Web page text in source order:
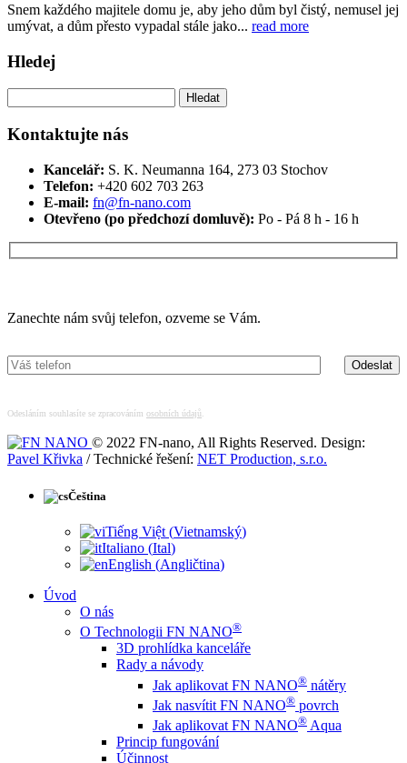
Snem každého majitele domu je, aby jeho dům byl čistý, nemusel jej
umývat, a dům přesto vypadal stále jako... read more
Hledej
Kontaktujte nás
Kancelář: S. K. Neumanna 164, 273 03 Stochov
Telefon: +420 ‭602 703 263‬
E-mail: fn@fn-nano.com
Otevřeno (po předchozí domluvě): Po - Pá 8 h - 16 h
Zanechte nám svůj telefon, ozveme se Vám.
Odesláním souhlasíte se zpracováním osobních údajů
© 2022 FN-nano, All Rights Reserved. Design:
Pavel Křivka / Technické řešení: NET Production, s.r.o.
Čeština
Tiếng Việt (Vietnamský)
Italiano (Ital)
English (Angličtina)
Úvod
O nás
O Technologii FN NANO®
3D prohlídka kanceláře
Rady a návody
Jak aplikovat FN NANO® nátěry
Jak nasvítit FN NANO® povrch
Jak aplikovat FN NANO® Aqua
Princip fungování
Účinnost